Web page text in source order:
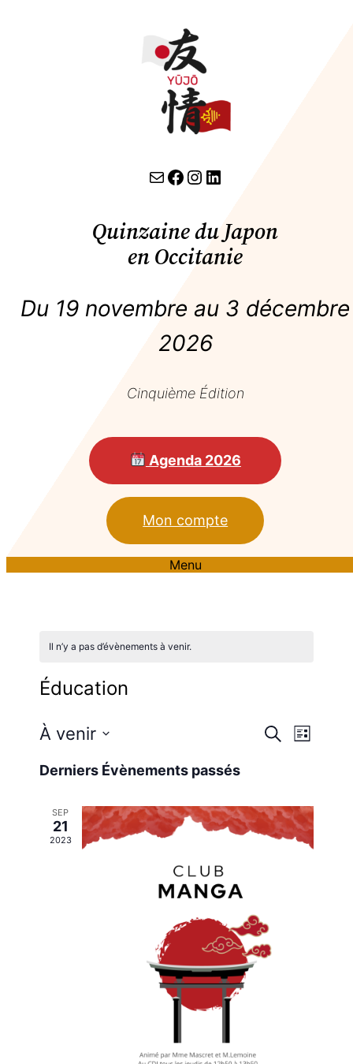
contact par email lien facebook Instagram LinkedIn
Quinzaine du Japon
en Occitanie
Du 19 novembre au 3 décembre
2026
Cinquième Édition
Agenda 2026
Mon compte
Menu
Il n’y a pas d’évènements à venir.
Éducation
Recherche
Liste
À venir
une
Derniers Évènements passés
SEP
21
2023